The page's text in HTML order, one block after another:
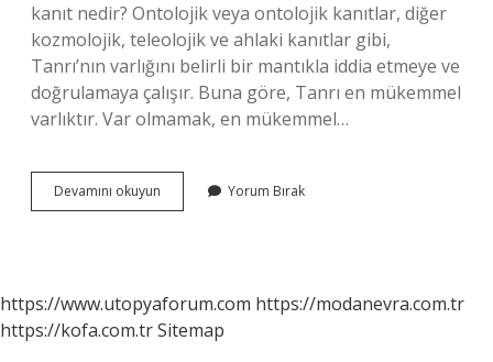
kanıt nedir? Ontolojik veya ontolojik kanıtlar, diğer
kozmolojik, teleolojik ve ahlaki kanıtlar gibi,
Tanrı’nın varlığını belirli bir mantıkla iddia etmeye ve
doğrulamaya çalışır. Buna göre, Tanrı en mükemmel
varlıktır. Var olmamak, en mükemmel…
Devamını okuyun Kozmolojik
Kanıtlar
Yorum Bırak
https://www.utopyaforum.com https://modanevra.com.tr
https://kofa.com.trSitemap